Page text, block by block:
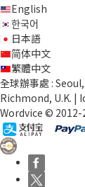
English
한국어
日本語
简体中文
繁體中文
全球辦事處 :
Richmond, U.K. |
Wordvice © 2012-